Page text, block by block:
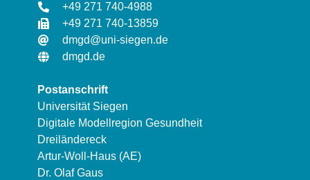
+49 271 740-4988
+49 271 740-13859
dmgd@uni-siegen.de
dmgd.de
Postanschrift
Universität Siegen
Digitale Modellregion Gesundheit
Dreiländereck
Artur-Woll-Haus (AE)
Dr. Olaf Gaus